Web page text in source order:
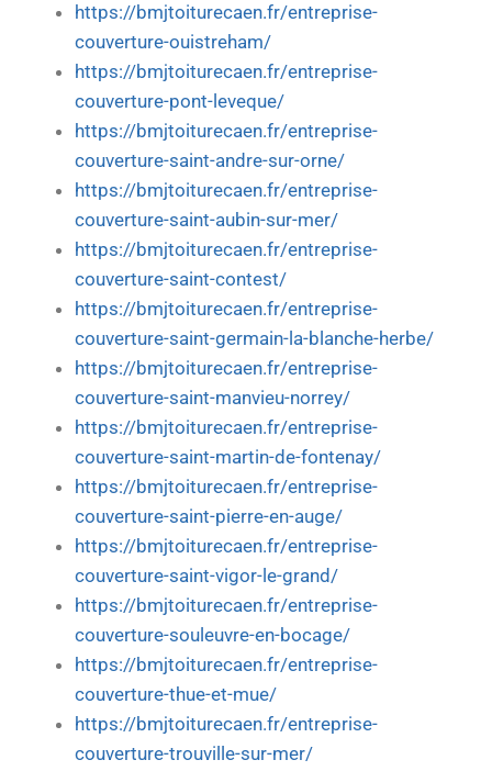
https://bmjtoiturecaen.fr/entreprise-
couverture-ouistreham/
https://bmjtoiturecaen.fr/entreprise-
couverture-pont-leveque/
https://bmjtoiturecaen.fr/entreprise-
couverture-saint-andre-sur-orne/
https://bmjtoiturecaen.fr/entreprise-
couverture-saint-aubin-sur-mer/
https://bmjtoiturecaen.fr/entreprise-
couverture-saint-contest/
https://bmjtoiturecaen.fr/entreprise-
couverture-saint-germain-la-blanche-herbe/
https://bmjtoiturecaen.fr/entreprise-
couverture-saint-manvieu-norrey/
https://bmjtoiturecaen.fr/entreprise-
couverture-saint-martin-de-fontenay/
https://bmjtoiturecaen.fr/entreprise-
couverture-saint-pierre-en-auge/
https://bmjtoiturecaen.fr/entreprise-
couverture-saint-vigor-le-grand/
https://bmjtoiturecaen.fr/entreprise-
couverture-souleuvre-en-bocage/
https://bmjtoiturecaen.fr/entreprise-
couverture-thue-et-mue/
https://bmjtoiturecaen.fr/entreprise-
couverture-trouville-sur-mer/